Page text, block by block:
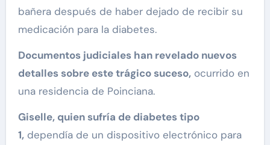
bañera después de haber dejado de recibir su
medicación para la diabetes.
Documentos judiciales han revelado nuevos
detalles sobre este trágico suceso,ocurrido en
una residencia de Poinciana.
Giselle, quien sufría de diabetes tipo
1,dependía de un dispositivo electrónico para